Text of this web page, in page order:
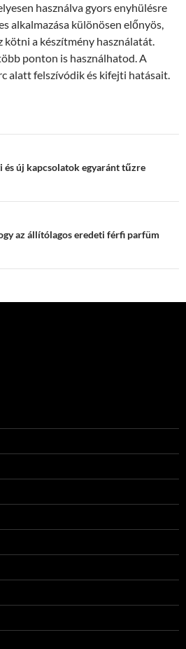
használva gyors enyhülésre
alkalmazása különösen előnyös,
kötni a készítmény használatát.
ponton is használhatod. A
alatt felszívódik és kifejti hatásait.
és új kapcsolatok egyaránt tűzre
az állítólagos eredeti férfi parfüm